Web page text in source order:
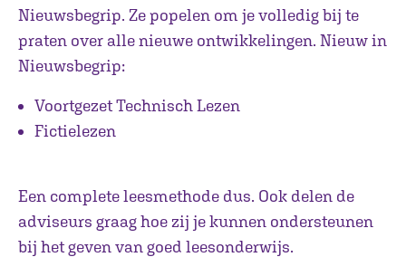
Nieuwsbegrip. Ze popelen om je volledig bij te
praten over alle nieuwe ontwikkelingen. Nieuw in
Nieuwsbegrip:
Voortgezet Technisch Lezen
Fictielezen
Een complete leesmethode dus. Ook delen de
adviseurs graag hoe zij je kunnen ondersteunen
bij het geven van goed leesonderwijs.